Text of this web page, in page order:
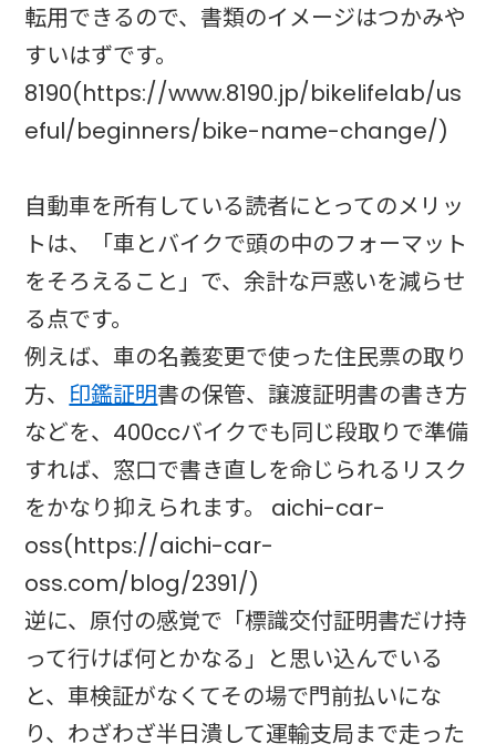
転用できるので、書類のイメージはつかみや
すいはずです。
8190(https://www.8190.jp/bikelifelab/us
eful/beginners/bike-name-change/)
自動車を所有している読者にとってのメリッ
トは、「車とバイクで頭の中のフォーマット
をそろえること」で、余計な戸惑いを減らせ
る点です。
例えば、車の名義変更で使った住民票の取り
方、 印鑑証明書の保管、譲渡証明書の書き方
などを、400ccバイクでも同じ段取りで準備
すれば、窓口で書き直しを命じられるリスク
をかなり抑えられます。 aichi-car-
oss(https://aichi-car-
oss.com/blog/2391/)
逆に、原付の感覚で「標識交付証明書だけ持
って行けば何とかなる」と思い込んでいる
と、車検証がなくてその場で門前払いにな
り、わざわざ半日潰して運輸支局まで走った